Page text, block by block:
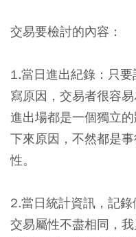
交易要檢討的內容：
1.當日進出紀錄：只
寫原因，交易者很容
進出場都是一個獨立
下來原因，不然都是
性。
2.當日統計資訊，記
交易屬性不盡相同，